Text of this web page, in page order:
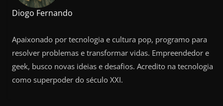
Diogo Fernando
Apaixonado por tecnologia e cultura pop, programo para
resolver problemas e transformar vidas. Empreendedor e
geek, busco novas ideias e desafios. Acredito na tecnologia
como superpoder do século XXI.